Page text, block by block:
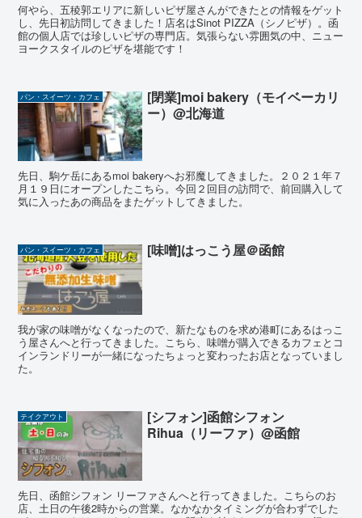
何やら、五稜郭エリアに新しいピザ屋さんができたとの情報をゲット
し、先日初訪問してきました！店名はSinot PIZZA（シノピザ）。函
館の個人店では珍しいピザの専門店。気張らない雰囲気の中、ニュー
ヨークスタイルのピザを堪能です！
パン・スイーツ・カフェ
[閉業]moi bakery（モイベーカリ
ー）@北海道
先日、駒ケ岳にあるmoi bakeryへお邪魔してきました。２０２１年７
月１９日にオープンしたこちら。今回２回目の訪問で、前回購入して
気に入ったあの商品をまたゲットしてきました。
パン・スイーツ・カフェ [味噌]はっこう屋＠函館
我が家の味噌がなくなったので、新たなものを求め港町にあるはっこ
う屋さんへと行ってきました。こちら、味噌が購入できるカフェとコ
インランドリーが一緒になったちょっと変わったお店となっていまし
た。
テイクアウト
[シフォン]函館シフォン
Rihua（リーファ）@函館
先日、函館シフォン リーファさんへと行ってきました。こちらのお
店、土日の午後2時からの営業。なかなかタイミングが合わずでした